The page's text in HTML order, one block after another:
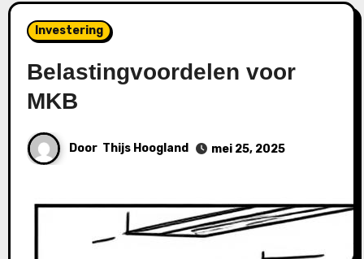
Investering
Belastingvoordelen voor
MKB
Door Thijs Hoogland mei 25, 2025